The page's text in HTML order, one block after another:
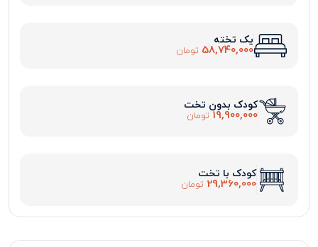
یک تخته
58,740,000 تومان
کودک بدون تخت
19,900,000 تومان
کودک با تخت
29,360,000 تومان